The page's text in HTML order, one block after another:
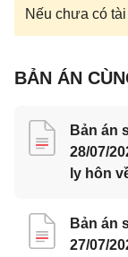
Nếu chưa có
BẢN ÁN
Bản án
28/07/
ly hôn
Bản án
27/07/